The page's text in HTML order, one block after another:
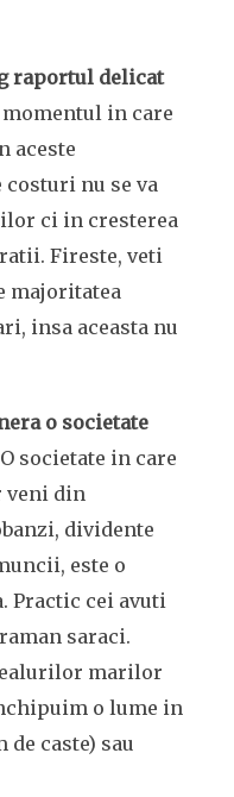
raportul delicat
in care
aceste
nu se va
ci in cresterea
Fireste, veti
majoritatea
insa aceasta nu
o societate
societate in care
veni din
dividente
este o
Practic cei avuti
saraci.
marilor
o lume in
caste) sau